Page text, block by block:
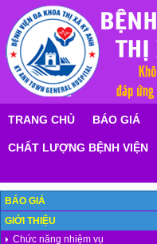
TRANG CHỦ BÁO GIÁ
CHẤT LƯỢNG BỆNH VIỆN
BÁO GIÁ
GIỚI THIỆU
Chức năng nhiệm vụ